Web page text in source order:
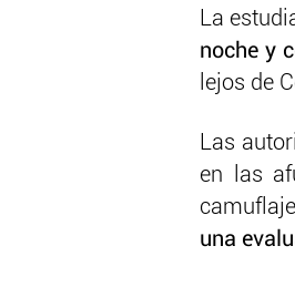
La
noche y
lejos de
Las
en las
una